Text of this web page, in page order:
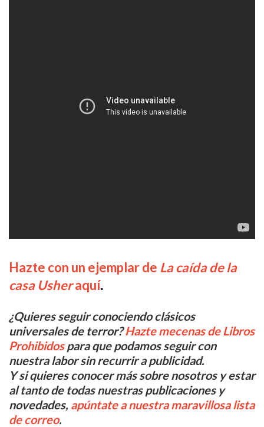
Hazte con un ejemplar de La caída de la
casa Usheraquí.
¿Quieres seguir conociendo clásicos
universales de terror?Hazte mecenas de Libros
Prohibidospara que podamos seguir con
nuestra labor sin recurrir a publicidad.
Y si quieres conocer más sobre nosotros y estar
al tanto de todas nuestras publicaciones y
novedades, apúntate a nuestra maravillosa lista
de correo.